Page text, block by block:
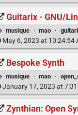
Guitarix - GNU/
musique · mao ·
May 6, 2023 at 10:24:54
Bespoke Synth
musique · mao ·
January 17, 2023 at
Zynthian: Open